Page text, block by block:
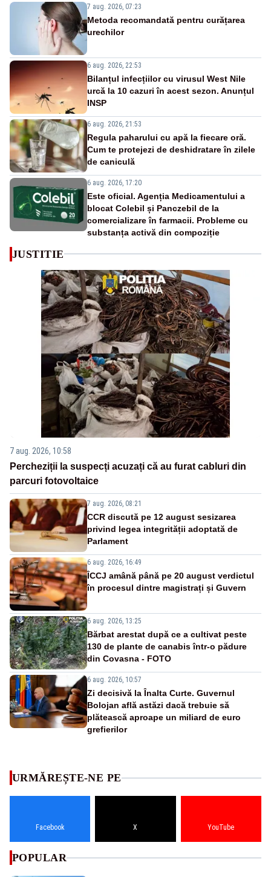
7 aug. 2026, 07:23
Metoda recomandată pentru curățarea
urechilor
6 aug. 2026, 22:53
Bilanțul infecțiilor cu virusul West Nile
urcă la 10 cazuri în acest sezon. Anunțul
INSP
6 aug. 2026, 21:53
Regula paharului cu apă la fiecare oră.
Cum te protejezi de deshidratare în zilele
de caniculă
6 aug. 2026, 17:20
Este oficial. Agenția Medicamentului a
blocat Colebil și Panczebil de la
comercializare în farmacii. Probleme cu
substanța activă din compoziție
JUSTITIE
7 aug. 2026, 10:58
Percheziții la suspecți acuzați că au furat cabluri din
parcuri fotovoltaice
7 aug. 2026, 08:21
CCR discută pe 12 august sesizarea
privind legea integrității adoptată de
Parlament
6 aug. 2026, 16:49
ÎCCJ amână până pe 20 august verdictul
în procesul dintre magistrați și Guvern
6 aug. 2026, 13:25
Bărbat arestat după ce a cultivat peste
130 de plante de canabis într-o pădure
din Covasna - FOTO
6 aug. 2026, 10:57
Zi decisivă la Înalta Curte. Guvernul
Bolojan află astăzi dacă trebuie să
plătească aproape un miliard de euro
grefierilor
URMĂREȘTE-NE PE
Facebook X YouTube
POPULAR